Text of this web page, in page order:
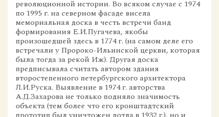
революционной истории. Во всяком случае с 1974
по 1995 г. на северном фасаде висела
мемориальная доска в честь встречи банд
формирования Е.И.Пугачева, якобы
произошедшей здесь в 1774 г. (на самом деле его
встречали у Пророко-Ильинской церкви, которая
была тогда за рекой Иж). Другая доска
предписывала считать автором здания
второстепенного петербургского архитектора
Л.И.Руска. Выявление в 1974 г. авторства
А.Д.Захарова не только подняло значимость
объекта (тем более что его кронштадтский